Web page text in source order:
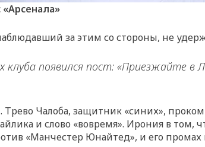
за этим со стороны, не
клуба появился пост: «Приезжайте
Чалоба, защитник «синих»,
и слово «вовремя». Ирония в том,
«Манчестер Юнайтед», и его